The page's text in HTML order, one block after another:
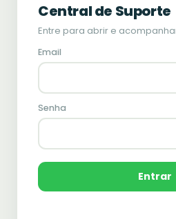
Central de Suporte
Entre para abrir e
Email
Senha
Entrar